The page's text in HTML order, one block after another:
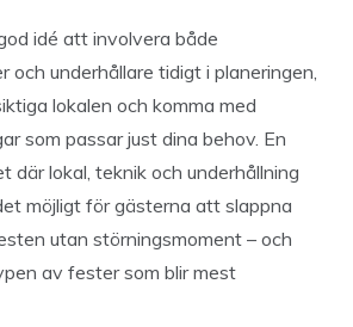
idé att involvera både
och underhållare tidigt i planeringen,
lokalen och komma med
som passar just dina behov. En
där lokal, teknik och underhållning
möjligt för gästerna att slappna
utan störningsmoment – och
av fester som blir mest